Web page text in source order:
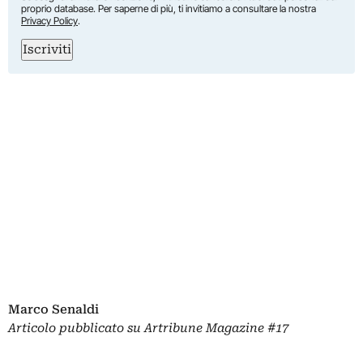
proprio database. Per saperne di più, ti invitiamo a consultare la nostra
Privacy Policy.
Iscriviti
Marco Senaldi
Articolo pubblicato suArtribune Magazine #17